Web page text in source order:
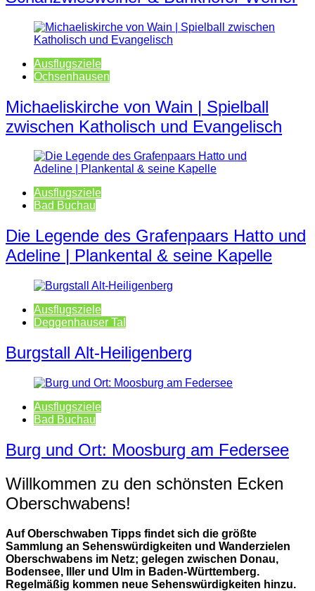
Ausflugsziele
Ochsenhausen
Michaeliskirche von Wain | Spielball
zwischen Katholisch und Evangelisch
Ausflugsziele
Bad Buchau
Die Legende des Grafenpaars Hatto und
Adeline | Plankental & seine Kapelle
Ausflugsziele
Deggenhauser Tal
Burgstall Alt-Heiligenberg
Ausflugsziele
Bad Buchau
Burg und Ort: Moosburg am Federsee
Willkommen zu den schönsten Ecken
Oberschwabens!
Auf Oberschwaben Tipps findet sich die größte
Sammlung an Sehenswürdigkeiten und Wanderzielen
Oberschwabens im Netz; gelegen zwischen Donau,
Bodensee, Iller und Ulm in Baden-Württemberg.
Regelmäßig kommen neue Sehenswürdigkeiten hinzu.